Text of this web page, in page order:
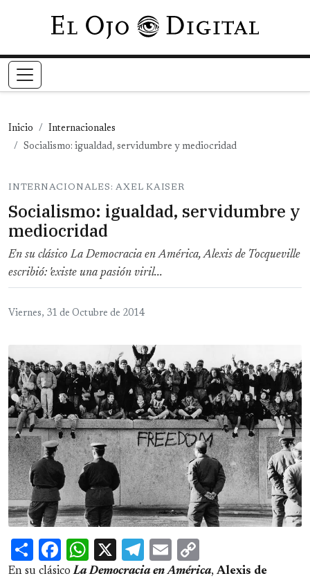
Pasar al contenido principal
Inicio
Internacionales
Socialismo: igualdad, servidumbre y mediocridad
INTERNACIONALES: AXEL KAISER
Socialismo: igualdad, servidumbre y
mediocridad
En su clásico La Democracia en América, Alexis de Tocqueville
escribió: 'existe una pasión viril...
Viernes, 31 de Octubre de 2014
ShareFacebook
WhatsApp
X Telegram
Email
Link
En su clásicoLa Democracia en América, Alexis de